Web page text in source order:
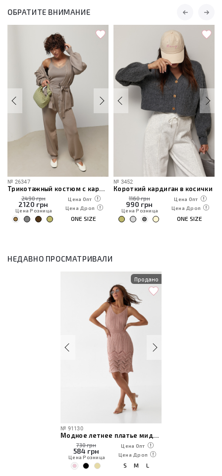
ОБРАТИТЕ ВНИМАНИЕ
Трикотажный костюм с кардиганом, топом и брюками
2490 грн
грн
Розница
Цена Опт
Цена Дроп
ONE SIZE
Короткий кардиган в косички
1160 грн
грн
Цена Розница
Цена Опт
Цена Дроп
ONE SIZE
Цена
НЕДАВНО ПРОСМАТРИВАЛИ
Продано
№ 91130
Модное летнее платье миди вязанное
730 грн
584 грн
Цена Розница
Цена Опт
Цена Дроп
S M L